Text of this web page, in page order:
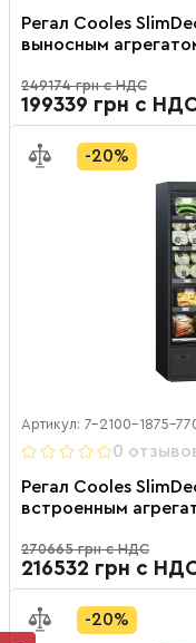
Регал Cooles
выносным
249174 грн с НДС
199339 грн с
-20%
Артикул: 7-2100-1875-
0
Регал Cooles
встроенным
270665 грн с НДС
216532 грн с
-20%